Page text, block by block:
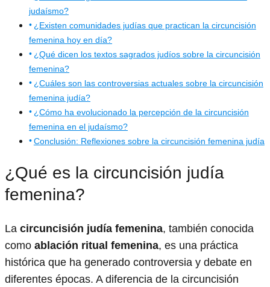
judaísmo?
¿Existen comunidades judías que practican la circuncisión
femenina hoy en día?
¿Qué dicen los textos sagrados judíos sobre la circuncisión
femenina?
¿Cuáles son las controversias actuales sobre la circuncisión
femenina judía?
¿Cómo ha evolucionado la percepción de la circuncisión
femenina en el judaísmo?
Conclusión: Reflexiones sobre la circuncisión femenina judía
¿Qué es la circuncisión judía
femenina?
La circuncisión judía femenina, también conocida
como ablación ritual femenina, es una práctica
histórica que ha generado controversia y debate en
diferentes épocas. A diferencia de la circuncisión